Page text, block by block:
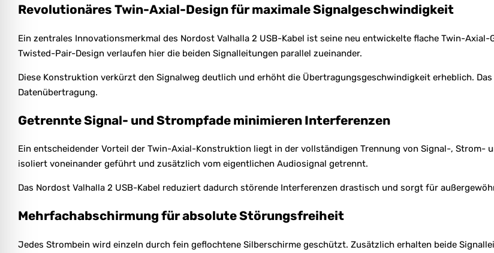
Revolutionäres Twin-Axial-Design für maximale Signalgeschwindigkeit
Ein zentrales Innovationsmerkmal des Nordost Valhalla 2 USB-Kabel ist seine neu entwickelte flache Twin-
Twisted-Pair-Design verlaufen hier die beiden Signalleitungen parallel zueinander.
Diese Konstruktion verkürzt den Signalweg deutlich und erhöht die Übertragungsgeschwindigkeit erheblich.
Datenübertragung.
Getrennte Signal- und Strompfade minimieren Interferenzen
Ein entscheidender Vorteil der Twin-Axial-Konstruktion liegt in der vollständigen Trennung von Signal-, Strom-
isoliert voneinander geführt und zusätzlich vom eigentlichen Audiosignal getrennt.
Das Nordost Valhalla 2 USB-Kabel reduziert dadurch störende Interferenzen drastisch und sorgt für
Mehrfachabschirmung für absolute Störungsfreiheit
Jedes Strombein wird einzeln durch fein geflochtene Silberschirme geschützt. Zusätzlich erhalten beide